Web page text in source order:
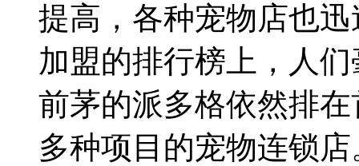
提高，各种宠物店也
加盟的排行榜上，人
前茅的派多格依然
多种项目的宠物连锁